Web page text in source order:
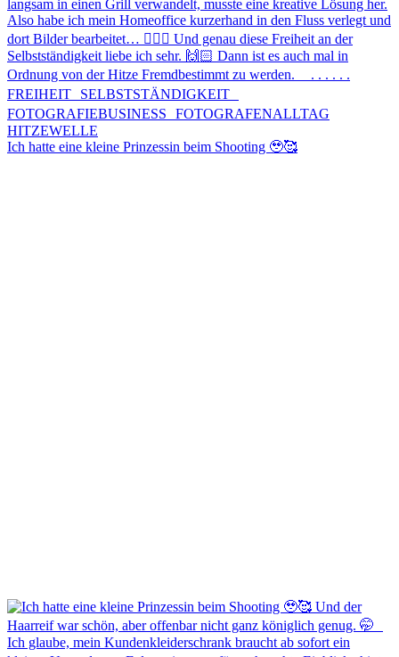
Ich hatte eine kleine Prinzessin beim Shooting 🥹🥰